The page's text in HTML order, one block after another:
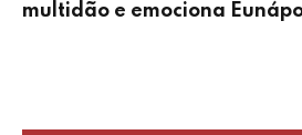
multidão e emociona